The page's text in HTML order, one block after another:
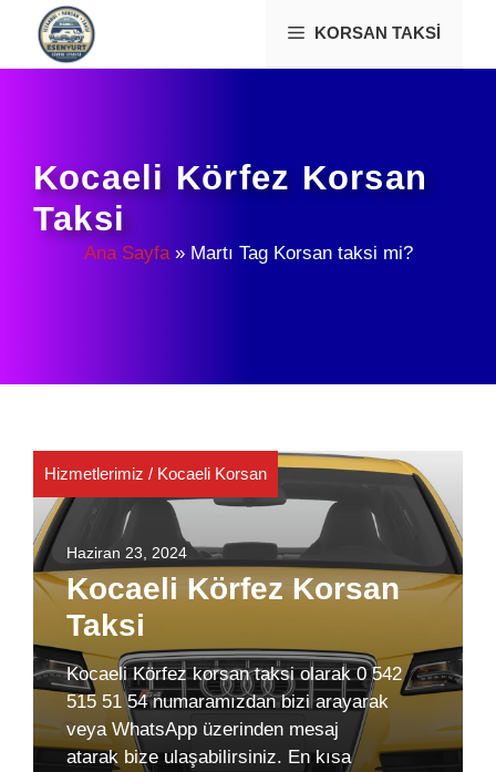
İçeriğe
KORSAN TAKSI
Kocaeli Körfez Korsan
Taksi
Ana Sayfa» Martı Tag Korsan taksi mi?
Hizmetlerimiz / Kocaeli Korsan
Haziran 23, 2024
Kocaeli Körfez Korsan
Taksi
Kocaeli Körfez korsan taksi olarak 0 542
515 51 54 numaramızdan bizi arayarak
veya WhatsApp üzerinden mesaj
atarak bize ulaşabilirsiniz. En kısa